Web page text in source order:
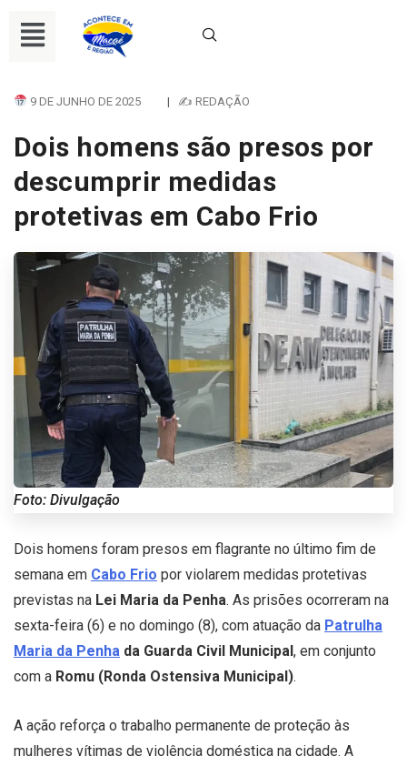
9 DE JUNHO DE 2025 | ✍ REDAÇÃO
Dois homens são presos por
descumprir medidas
protetivas em Cabo Frio
Foto: Divulgação
Dois homens foram presos em flagrante no último fim de
semana em Cabo Frio por violarem medidas protetivas
previstas na Lei Maria da Penha. As prisões ocorreram na
sexta-feira (6) e no domingo (8), com atuação da Patrulha
Maria da Penha da Guarda Civil Municipal, em conjunto
com a Romu (Ronda Ostensiva Municipal).
A ação reforça o trabalho permanente de proteção às
mulheres vítimas de violência doméstica na cidade. A